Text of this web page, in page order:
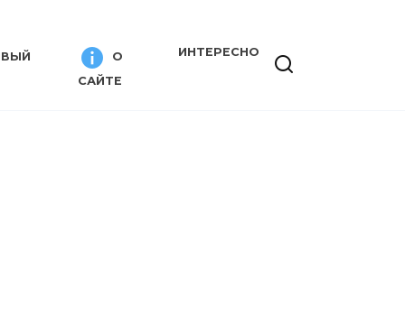
О
САЙТЕ
ИНТЕРЕСНО